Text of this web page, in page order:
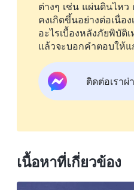
เจ้าเลย”(ฮีบรู 12:14)แล้ว
หวังลมๆ แล้งๆ ไม่ใช่เห
สุดท้าย แต่พระองค์จะเ
เปลี่ยนแปลง หรือได้รับ
สำหรับเจ้า เจ้าผู้ซึ่งยังค
ไม่ได้ถูกนับว่าเป็นคนบา
สามารถเป็นผู้เปี่ยมบริสุ
พลาดไปขั้นตอนหนึ่งในกา
เปลี่ยนแปลง เพื่อที่เจ้าจ
ต่างๆ เช่น แผ่นดินไหว
คงเกิดขึ้นอย่างต่อเนื่อ
อะไรเบื้องหลังภัยพิบัติ
แล้วจะบอกคำตอบให้
ติดต่อเราผ่
เนื้อหาที่เกี่ยวข้อง